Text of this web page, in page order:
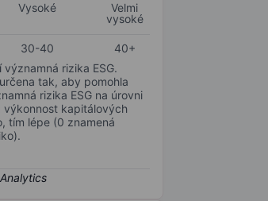
Vysoké
Velmi
vysoké
30-40
40+
rizika ESG.
tak, aby pomohla
rizika ESG na úrovni
výkonnost kapitálových
tím lépe (0 znamená